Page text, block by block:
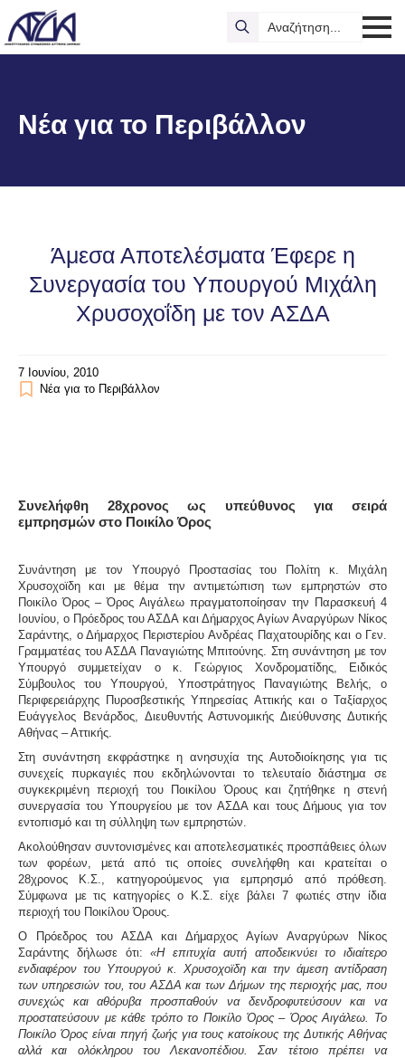
Search
Νέα για το Περιβάλλον
Άμεσα Αποτελέσματα Έφερε η
Συνεργασία του Υπουργού Μιχάλη
Χρυσοχοΐδη με τον ΑΣΔΑ
7 Ιουνίου, 2010
Νέα για το Περιβάλλον
Συνελήφθη 28χρονος ως υπεύθυνος για σειρά
εμπρησμών στο Ποικίλο Όρος
Συνάντηση με τον Υπουργό Προστασίας του Πολίτη κ.
Μιχάλη
Χρυσοχοϊδη και με θέμα την αντιμετώπιση των εμπρηστών στο
Ποικίλο Όρος – Όρος Αιγάλεω πραγματοποίησαν την Παρασκευή 4
Ιουνίου, ο Πρόεδρος του ΑΣΔΑ και Δήμαρχος Αγίων Αναργύρων Νίκος
Σαράντης , ο Δήμαρχος Περιστερίου Ανδρέας Παχατουρίδηςκαι ο Γεν.
Γραμματέας του ΑΣΔΑ Παναγιώτης Μπιτούνης . Στη συνάντηση με τον
Υπουργό συμμετείχαν ο κ.
Γεώργιος Χονδροματίδης, Ειδικός
Σύμβουλος του Υπουργού, Υποστράτηγος
Παναγιώτης Βελής,
ο
Περιφερειάρχης Πυροσβεστικής Υπηρεσίας Αττικής και ο Ταξίαρχος
Ευάγγελος Βενάρδος,
Διευθυντής Αστυνομικής Διεύθυνσης Δυτικής
Αθήνας – Αττικής.
Στη συνάντηση εκφράστηκε η ανησυχία της Αυτοδιοίκησης για τις
συνεχείς πυρκαγιές που εκδηλώνονται το τελευταίο διάστημα σε
συγκεκριμένη περιοχή του Ποικίλου Όρους και ζητήθηκε η στενή
συνεργασία του Υπουργείου με τον ΑΣΔΑ και τους Δήμους για τον
εντοπισμό και τη σύλληψη των εμπρηστών.
Ακολούθησαν συντονισμένες και αποτελεσματικές προσπάθειες όλων
των φορέων, μετά από τις οποίες συνελήφθη και κρατείται ο
28χρονος Κ.Σ., κατηγορούμενος για εμπρησμό από πρόθεση.
Σύμφωνα με τις κατηγορίες ο Κ.Σ. είχε βάλει 7 φωτιές στην ίδια
περιοχή του Ποικίλου Όρους.
Ο Πρόεδρος του ΑΣΔΑ και Δήμαρχος Αγίων Αναργύρων Νίκος
Σαράντης δήλωσε ότι:«Η επιτυχία αυτή αποδεικνύει το ιδιαίτερο
ενδιαφέρον του Υπουργού κ. Χρυσοχοϊδη και την άμεση αντίδραση
των υπηρεσιών του, του ΑΣΔΑ και των Δήμων της περιοχής μας, που
συνεχώς και αθόρυβα προσπαθούν να δενδροφυτεύσουν και να
προστατεύσουν με κάθε τρόπο το Ποικίλο Όρος – Όρος Αιγάλεω. Το
Ποικίλο Όρος είναι πηγή ζωής για τους κατοίκους της Δυτικής Αθήνας
αλλά και ολόκληρου του Λεκανοπέδιου. Σαν τέτοιο πρέπει να